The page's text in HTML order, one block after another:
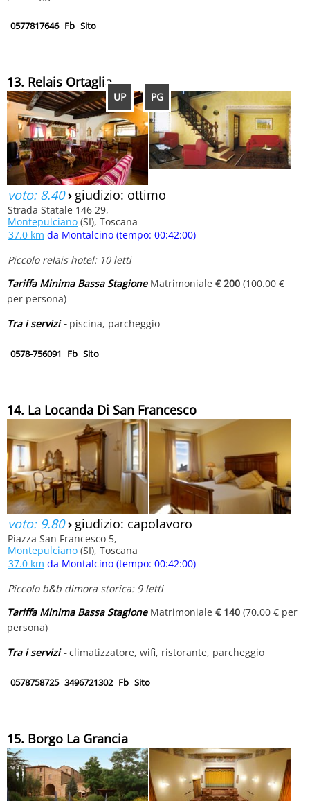
UP PG
0577817646 Fb Sito
13. Relais Ortaglia
voto: 8.40› giudizio: ottimo
Strada Statale 146 29,
Montepulciano (SI), Toscana
37.0 km da Montalcino (tempo: 00:42:00)
Piccolo relais hotel: 10 letti
Tariffa Minima Bassa StagioneMatrimoniale € 200 (100.00 €
per persona)
Tra i servizi - piscina, parcheggio
0578-756091 Fb Sito
14. La Locanda Di San Francesco
voto: 9.80› giudizio: capolavoro
Piazza San Francesco 5,
Montepulciano (SI), Toscana
37.0 km da Montalcino (tempo: 00:42:00)
Piccolo b&b dimora storica: 9 letti
Tariffa Minima Bassa StagioneMatrimoniale € 140 (70.00 € per
persona)
Tra i servizi -climatizzatore, wifi, ristorante, parcheggio
0578758725 3496721302 Fb Sito
15. Borgo La Grancia